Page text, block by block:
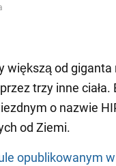
od giganta
trzy inne ciała.
o nazwie
od Ziemi.
opublikowanym